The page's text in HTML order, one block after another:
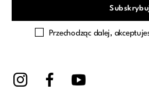
Przechodząc dalej,